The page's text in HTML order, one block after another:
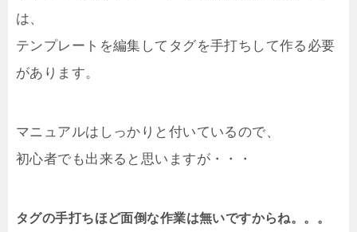
は、
テンプレートを編集してタグを手打ちして作る必要
があります。
マニュアルはしっかりと付いているので、
初心者でも出来ると思いますが・・・
タグの手打ちほど面倒な作業は無いですからね。。。